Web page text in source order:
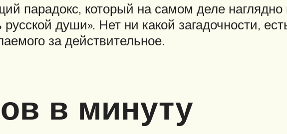
парадокс, который на самом деле наглядно
души». Нет ни какой загадочности,
за действительное.
в минуту